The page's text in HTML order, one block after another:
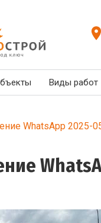
Виды работ
WhatsApp 2025-